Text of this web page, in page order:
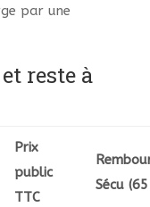
par une
reste à
Prix
public
TTC
Sécu